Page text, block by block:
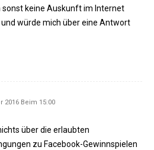
sonst keine Auskunft im Internet
würde mich über eine Antwort
2016 Beim 15:00
über die erlaubten
zu Facebook-Gewinnspielen